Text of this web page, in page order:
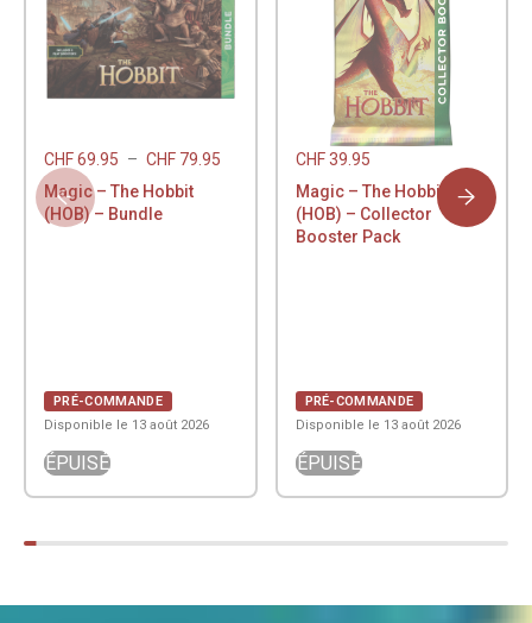
CHF69.95 – CHF 79.95
Magic – The Hobbit
(HOB) – Bundle
PRÉ-COMMANDE
Disponible le 13 août 2026
ÉPUISÉ
CHF39.95
Magic – The Hobbit
(HOB) – Collector
Booster Pack
PRÉ-COMMANDE
Disponible le 13 août 2026
ÉPUISÉ